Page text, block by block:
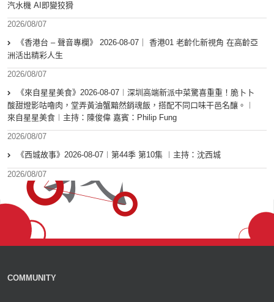
汽水機 AI即變狡猾
2026/08/07
《香港台 – 聲音專欄》 2026-08-07｜ 香港01 老齡化新視角 在高齡亞
洲活出精彩人生
2026/08/07
《來自星星美食》2026-08-07︱深圳高端新派中菜驚喜重重！脆卜卜
酸甜燈影咕嚕肉，堂弄黃油蟹黯然銷魂飯，搭配不同口味干邑名釀。︱
來自星星美食︱主持：陳俊偉 嘉賓：Philip Fung
2026/08/07
《西城故事》2026-08-07︱第44季 第10集 ︱主持：沈西城
2026/08/07
COMMUNITY